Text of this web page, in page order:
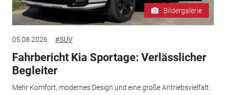
Bildergalerie
05.08.2026 #SUV
Fahrbericht Kia Sportage: Verlässlicher
Begleiter
Mehr Komfort, modernes Design und eine große Antriebsvielfalt: